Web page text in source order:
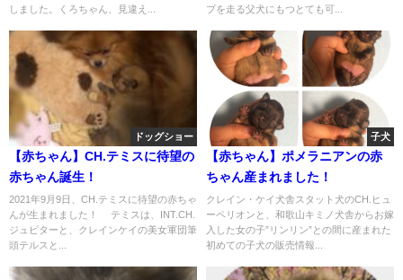
しました。くろちゃん、見違え...
プを走る父犬にもつとても可...
ドッグショー
【赤ちゃん】CH.テミスに待望の
赤ちゃん誕生！
2021年9月9日、CH.テミスに待望の赤ちゃ
んが生まれました！ テミスは、INT.CH.
ジュピターと、クレインケイの美女軍団筆
頭テルスと...
子犬
【赤ちゃん】ポメラニアンの赤
ちゃん産まれました！
クレイン・ケイ犬舎スタット犬のCH.ヒュ
ーペリオンと、和歌山キミノ犬舎からお嫁
入した女の子”リンリン”との間に産まれた
初めての子犬の販売情報...